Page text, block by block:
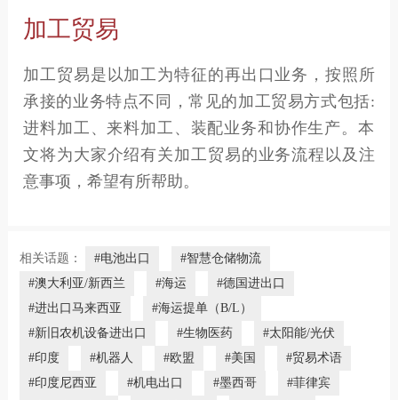
加工贸易
加工贸易是以加工为特征的再出口业务，按照所
承接的业务特点不同，常见的加工贸易方式包括:
进料加工、来料加工、装配业务和协作生产‍。本
文将为大家介绍有关加工贸易的业务流程以及注
意事项，希望有所帮助。
相关话题： #电池出口
#智慧仓储物流
#澳大利亚/新西兰
#海运
#德国进出口
#进出口马来西亚
#海运提单（B/L）
#新旧农机设备进出口
#生物医药
#太阳能/光伏
#印度
#机器人 #欧盟 #美国
#贸易术语
#印度尼西亚
#机电出口 #墨西哥
#菲律宾